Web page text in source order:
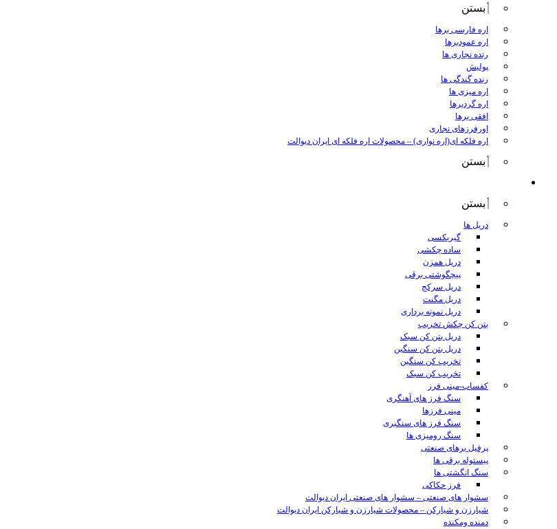
بستن
اره فارسی برها
اره عمودبرها
رنده نجاری ها
پولیش
رنده گندگی ها
اره میزی ها
اره گردبرها
افقی برها
اورفرزهای نجاری
اره فلکه ای(اره نواری) – محصولات اره فلکه ای ایران دیوالت
بستن
بستن
دریل ها
گیربکسی
ساده چکشی
دریل همزن
پیچگوشتی برقی
دریل سرکج
دریل مگنت
دریل نمونه برداری
بتن کن چکش تخریب
دریل بتن کن سبک
دریل بتن کن سنگین
تخریب کن سنگین
تخریب کن سبک
کفساب-مینی فرز
سنگ فرز های آهنگری
مینی فرزها
سنگ فرز های سنگبری
سنگ رومیزی ها
پرفیل برهای صنعتی
پیستوله برقی ها
سنگ انگشتی ها
فرز حکاکی
سشوار های صنعتی – سشوار های صنعتی ایران دیوالت
شیارزن و شیارکن – محصولات شیارزن و شیارکن ایران دیوالت
دمنده ومکنده